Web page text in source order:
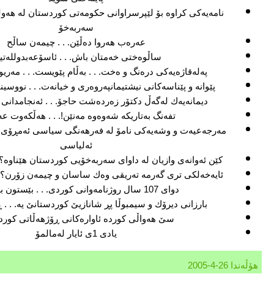
نامه‌یه‌كی كراوه‌ بۆ لێپرسراوانی حكومه‌تی كوردستان له‌
سه‌ربه‌خۆ
عه‌ره‌ب هه‌روا ده‌ڵێن. . . چیمه‌ن ساڵح
ساڵوه‌ختی خه‌متان باش. . .
په‌له‌قاژه‌یه‌كی دره‌نگ و ه‌خت. . . به‌ڵام پێویست. . .
پێوانه‌ و پێناسه‌كانی نیشتیمانپه‌روه‌ری و خیانه‌ت. . .
دیمانه‌یه‌ك له‌گه‌ڵ دكتۆر زه‌رده‌شت حاجۆ. . .
تفه‌نگ به‌تاریكه‌ شه‌وه‌وه‌ مه‌نێن!. . . هه‌ڵكه‌وت
مه‌رجه‌عیه‌ت و وشه‌یه‌كی نامۆ له‌ فه‌رهه‌نگی سیاسی ئه‌مڕۆی
ئه‌لیاسی
كێن ئه‌وانه‌ی وازیان له‌ داوای سه‌ربه‌خۆیی كوردستان
ئایه‌خه‌لكی تری گه‌رمه‌ ته‌ریقی وه‌ك ساسان و چیمه‌ن
دوای 107 سال روژنامه‌وانی كوردی. . . بێستون به‌رواری
بارزانی دیرۆك و سیمبوڵا پڕ شانازیێ كوردستانێ یه‌. .
سێ هه‌واڵی كورده‌ ئاواره‌كانی ڕۆژهه‌ڵاتی
یادی 1ی ئایار له‌مالمۆ
هۆڵه‌ندا 26-4-2005